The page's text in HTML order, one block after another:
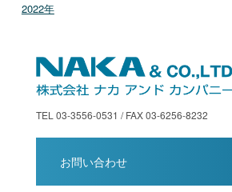
2022年
TEL 03-3556-0531 / FAX 03-6256-8232
お問い合わせ